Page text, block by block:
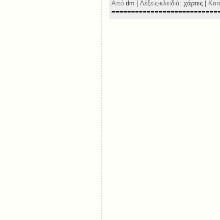
Από dm | Λέξεις-κλειδιά: χάρτες|